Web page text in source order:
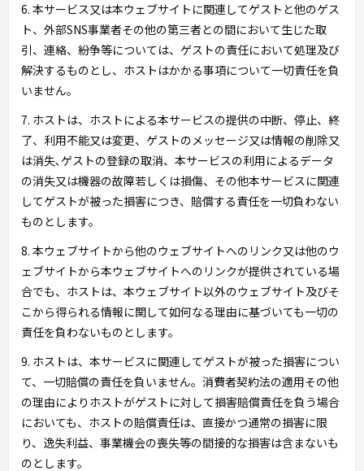
6. 本サービス又は本ウェブサイトに関連してゲストと他のゲス
ト、外部SNS事業者その他の第三者との間において生じた取
引、連絡、紛争等については、ゲストの責任において処理及び
解決するものとし、ホストはかかる事項について一切責任を負
いません。
7. ホストは、ホストによる本サービスの提供の中断、停止、終
了、利用不能又は変更、ゲストのメッセージ又は情報の削除又
は消失､ゲストの登録の取消、本サービスの利用によるデータ
の消失又は機器の故障若しくは損傷、その他本サービスに関連
してゲストが被った損害につき、賠償する責任を一切負わない
ものとします。
8. 本ウェブサイトから他のウェブサイトへのリンク又は他のウ
ェブサイトから本ウェブサイトへのリンクが提供されている場
合でも、ホストは、本ウェブサイト以外のウェブサイト及びそ
こから得られる情報に関して如何なる理由に基づいても一切の
責任を負わないものとします。
9. ホストは、本サービスに関連してゲストが被った損害につい
て、一切賠償の責任を負いません。消費者契約法の適用その他
の理由によりホストがゲストに対して損害賠償責任を負う場合
においても、ホストの賠償責任は、直接かつ通常の損害に限
り、逸失利益、事業機会の喪失等の間接的な損害は含まないも
のとします。